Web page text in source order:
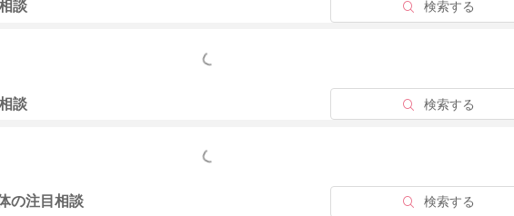
2026/5/12 13:08
談 検索する
もっと見る
談 検索する
もっと見る
の注目相談 検索する